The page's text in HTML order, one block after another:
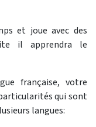
et joue avec des
il apprendra le
française, votre
qui sont
langues: